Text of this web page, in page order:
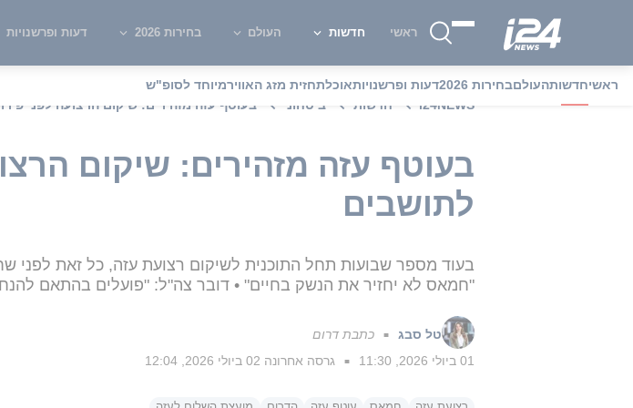
ראשי חדשות העולם בחירות 2026 דעות ופרשנויות
ראשיחדשותהעולםבחירות 2026 דעות ופרשנויותאוכלתחזית מזג האווירמיוחד לסופ"ש
i24NEWS
חדשות ביטחוני בעוטף עזה מזהירים: שיקום הרצועה לפני
בעוטף עזה מזהירים: שיקום
לתושבים
בעוד מספר שבועות תחל התוכנית לשיקום רצועת עזה, כל זאת לפני
"חמאס לא יחזיר את הנשק בחיים" • דובר צה"ל: "פועלים בהתאם
טל סבג ■ כתבת דרום
01 ביולי 2026, 11:30
■ גרסה אחרונה 02 ביולי 2026, 12:04